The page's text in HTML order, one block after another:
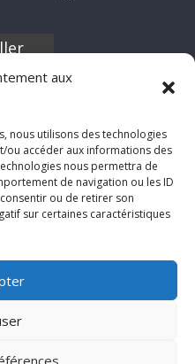
aux
nous utilisons des technologies
ou accéder aux informations des
nous permettra de
de navigation ou les ID
ou de retirer son
sur certaines caractéristiques
n'hésite
envoyer
de
films,
billets